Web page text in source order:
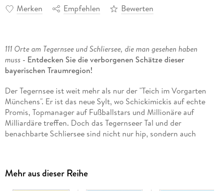
Merken Empfehlen Bewerten
111 Orte am Tegernsee und Schliersee, die man gesehen haben
muss - Entdecken Sie die verborgenen Schätze dieser
bayerischen Traumregion!
Der Tegernsee ist weit mehr als nur der "Teich im Vorgarten
Münchens". Er ist das neue Sylt, wo Schickimickis auf echte
Promis, Topmanager auf Fußballstars und Millionäre auf
Milliardäre treffen. Doch das Tegernseer Tal und der
benachbarte Schliersee sind nicht nur hip, sondern auch
Dieser außergewöhnliche Reiseführer präsentiert 111
Mehr aus dieser Reihe